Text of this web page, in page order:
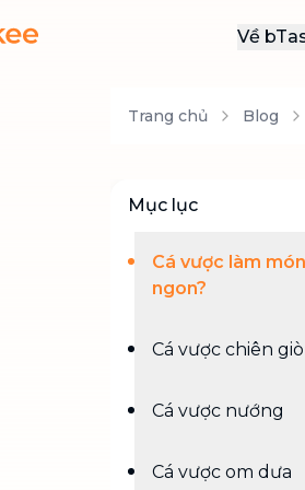
Về
Trang chủ Blog
Mục lục
Cá vược làm
ngon?
Cá vược chiên
Cá vược nướng
Cá vược om dưa